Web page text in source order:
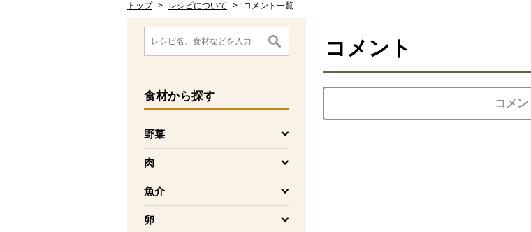
トップ > レシピについて > コメント一覧
ここから消費材検索メニューです。
食材から探す
野菜
を開く
肉
を開く
魚介
を開く
卵
を開く
消費材検索メニューここまで。
ここから本文です。
コメント
コメン